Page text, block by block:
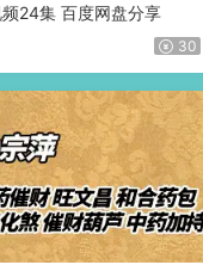
24集 百度网盘分享
30